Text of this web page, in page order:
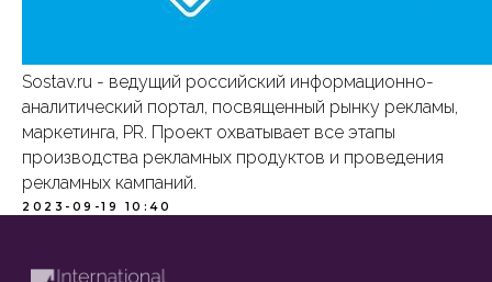
Sostav.ru - ведущий российский информационно-
аналитический портал, посвященный рынку рекламы,
маркетинга, PR. Проект охватывает все этапы
производства рекламных продуктов и проведения
рекламных кампаний.
2023-09-19 10:40